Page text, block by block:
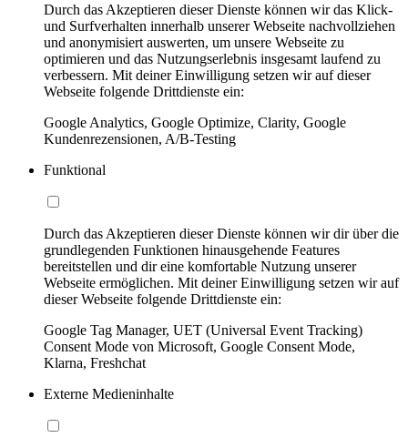
Durch das Akzeptieren dieser Dienste können wir das Klick-
und Surfverhalten innerhalb unserer Webseite nachvollziehen
und anonymisiert auswerten, um unsere Webseite zu
optimieren und das Nutzungserlebnis insgesamt laufend zu
verbessern. Mit deiner Einwilligung setzen wir auf dieser
Webseite folgende Drittdienste ein:
Google Analytics, Google Optimize, Clarity, Google
Kundenrezensionen, A/B-Testing
Funktional
Durch das Akzeptieren dieser Dienste können wir dir über die
grundlegenden Funktionen hinausgehende Features
bereitstellen und dir eine komfortable Nutzung unserer
Webseite ermöglichen. Mit deiner Einwilligung setzen wir auf
dieser Webseite folgende Drittdienste ein:
Google Tag Manager, UET (Universal Event Tracking)
Consent Mode von Microsoft, Google Consent Mode,
Klarna, Freshchat
Externe Medieninhalte